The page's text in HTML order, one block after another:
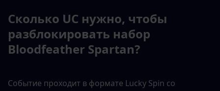
Сколько UC нужно, чтобы
разблокировать набор
Bloodfeather Spartan?
Событие проходит в формате Lucky Spin со